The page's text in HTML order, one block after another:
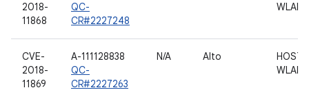
2018-
11868
QC-
CR#2227248
WLAN
CVE-
2018-
11869
A-111128838
QC-
CR#2227263
N/A Alto
HOST
WLAN